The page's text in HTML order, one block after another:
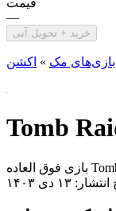
قیمت
—
خرید + تحویل آنی
بازی‌های مک » اکشن
Tomb
۱۳ دی ۱۴۰۳